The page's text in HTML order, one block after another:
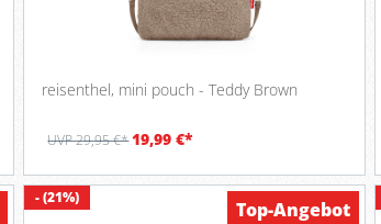
reisenthel, mini pouch - Teddy Brown
UVP 29,95 €*19,99 €*
- (21%)
Verfügbar
Top-Angebot